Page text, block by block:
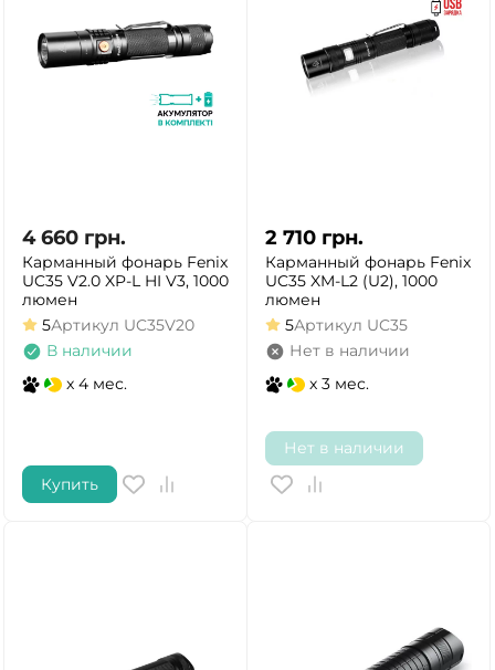
4 660 грн.
Карманный фонарь Fenix
UC35 V2.0 XP-L HI V3, 1000
люмен
5Артикул UC35V20
В наличии
x 4 мес.
Купить
2 710 грн.
Карманный фонарь Fenix
UC35 XM-L2 (U2), 1000
люмен
5Артикул UC35
Нет в наличии
x 3 мес.
Нет в наличии